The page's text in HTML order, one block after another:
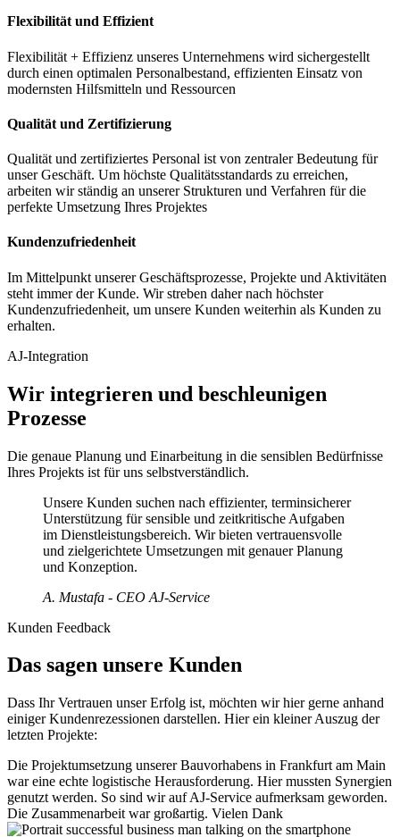
Flexibilität und Effizient
Flexibilität + Effizienz unseres Unternehmens wird sichergestellt
durch einen optimalen Personalbestand, effizienten Einsatz von
modernsten Hilfsmitteln und Ressourcen
Qualität und Zertifizierung
Qualität und zertifiziertes Personal ist von zentraler Bedeutung für
unser Geschäft. Um höchste Qualitätsstandards zu erreichen,
arbeiten wir ständig an unserer Strukturen und Verfahren für die
perfekte Umsetzung Ihres Projektes
Kundenzufriedenheit
Im Mittelpunkt unserer Geschäftsprozesse, Projekte und Aktivitäten
steht immer der Kunde. Wir streben daher nach höchster
Kundenzufriedenheit, um unsere Kunden weiterhin als Kunden zu
erhalten.
AJ-Integration
Wir integrieren und beschleunigen
Prozesse
Die genaue Planung und Einarbeitung in die sensiblen Bedürfnisse
Ihres Projekts ist für uns selbstverständlich.
Unsere Kunden suchen nach effizienter, terminsicherer
Unterstützung für sensible und zeitkritische Aufgaben
im Dienstleistungsbereich. Wir bieten vertrauensvolle
und zielgerichtete Umsetzungen mit genauer Planung
und Konzeption.
A. Mustafa - CEO AJ-Service
Kunden Feedback
Das sagen unsere Kunden
Dass Ihr Vertrauen unser Erfolg ist, möchten wir hier gerne anhand
einiger Kundenrezessionen darstellen. Hier ein kleiner Auszug der
letzten Projekte:
Die Projektumsetzung unserer Bauvorhabens in Frankfurt am Main
war eine echte logistische Herausforderung. Hier mussten Synergien
genutzt werden. So sind wir auf AJ-Service aufmerksam geworden.
Die Zusammenarbeit war großartig. Vielen Dank